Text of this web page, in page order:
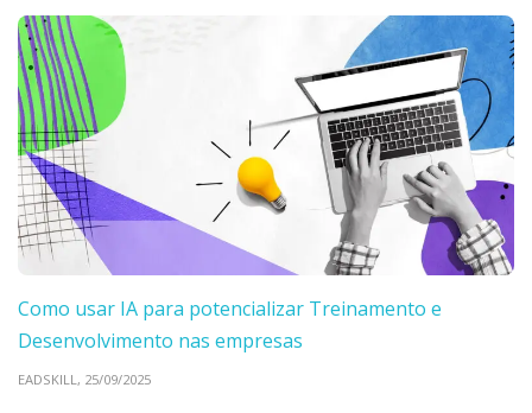
Como usar IA para potencializar Treinamento e
Desenvolvimento nas empresas
EADSKILL, 25/09/2025